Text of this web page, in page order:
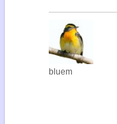
bluem